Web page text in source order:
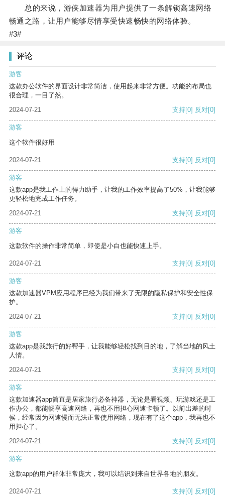
总的来说，游侠加速器为用户提供了一条解锁高速网络
畅通之路，让用户能够尽情享受快速畅快的网络体验。
#3#
评论
游客
这款办公软件的界面设计非常简洁，使用起来非常方便。功能的布局也
很合理，一目了然。
2024-07-21
支持[0] 反对[0]
游客
这个软件很好用
2024-07-21 支持[0] 反对[0]
游客
这款app是我工作上的得力助手，让我的工作效率提高了50%，让我能够
更轻松地完成工作任务。
2024-07-21
支持[0] 反对[0]
游客
这款软件的操作非常简单，即使是小白也能快速上手。
2024-07-21 支持[0] 反对[0]
游客
这款加速器VPM应用程序已经为我们带来了无限的隐私保护和安全性保
护。
2024-07-21
支持[0] 反对[0]
游客
这款app是我旅行的好帮手，让我能够轻松找到目的地，了解当地的风土
人情。
2024-07-21
支持[0] 反对[0]
游客
这款加速器app简直是居家旅行必备神器，无论是看视频、玩游戏还是工
作办公，都能畅享高速网络，再也不用担心网速卡顿了。以前出差的时
候，经常因为网速慢而无法正常使用网络，现在有了这个app，我再也不
用担心了。
2024-07-21
支持[0] 反对[0]
游客
这款app的用户群体非常庞大，我可以结识到来自世界各地的朋友。
2024-07-21 支持[0] 反对[0]